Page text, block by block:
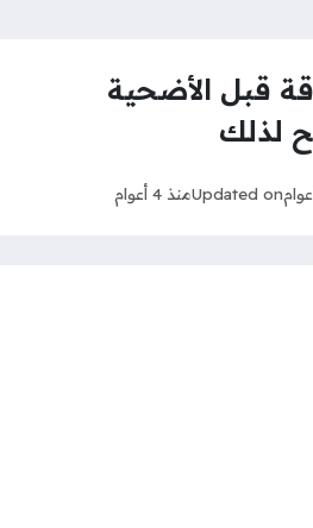
قبل الأضحية
لذلك
Updated onمنذ 4 أعوام